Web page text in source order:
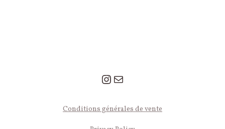
Instagram
Mail
© 2026 Léa Le Pivert — Tous droits réservés.
Conditions générales de vente